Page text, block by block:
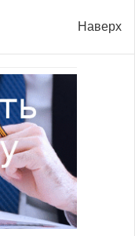
Наверх